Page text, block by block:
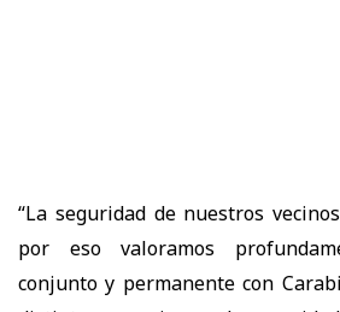
“La seguridad de nuestros
por eso valoramos
conjunto y permanente con